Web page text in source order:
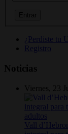
¿Perdiste tu
Registro
Noticias
Viernes, 23
Vall